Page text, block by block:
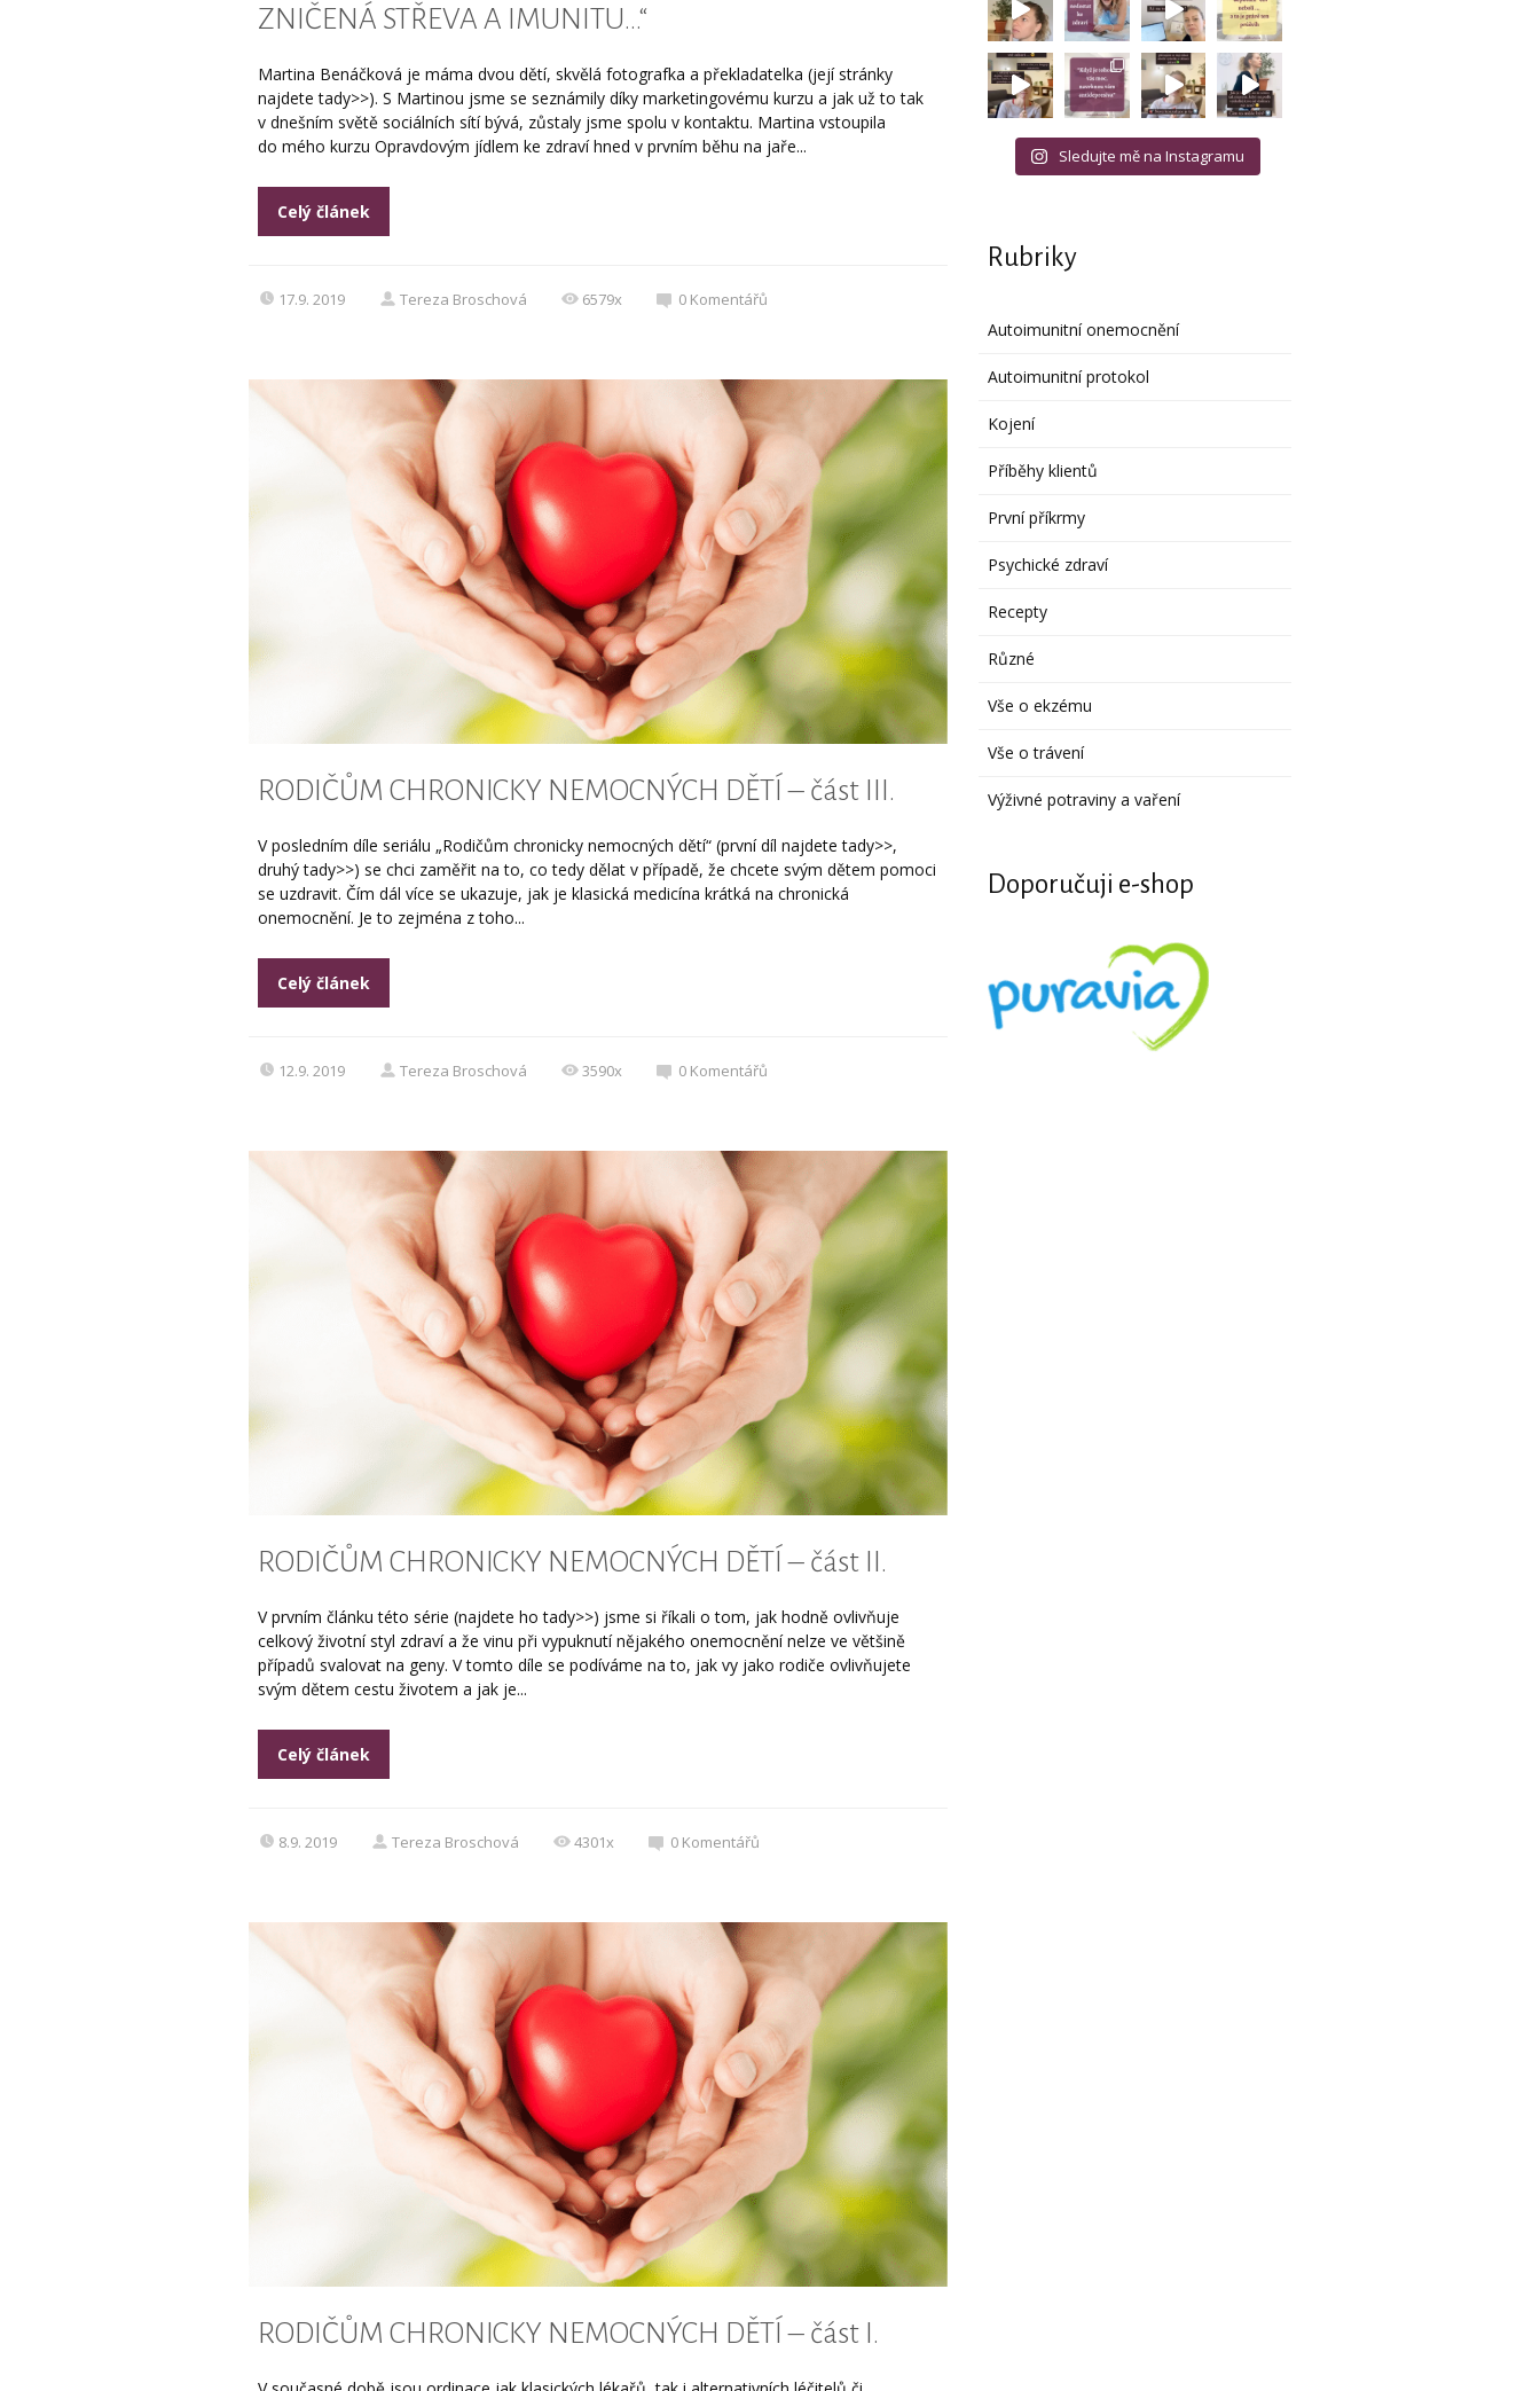
ZNIČENÁ STŘEVA A IMUNITU…“
Martina Benáčková je máma dvou dětí, skvělá fotografka a překladatelka (její stránky
najdete tady>>). S Martinou jsme se seznámily díky marketingovému kurzu a jak už to tak
v dnešním světě sociálních sítí bývá, zůstaly jsme spolu v kontaktu. Martina vstoupila
do mého kurzu Opravdovým jídlem ke zdraví hned v prvním běhu na jaře...
Celý článek
17.9. 2019 Tereza Broschová 6579x 0 Komentářů
RODIČŮM CHRONICKY NEMOCNÝCH DĚTÍ – část III.
V posledním díle seriálu „Rodičům chronicky nemocných dětí“ (první díl najdete tady>>,
druhý tady>>) se chci zaměřit na to, co tedy dělat v případě, že chcete svým dětem pomoci
se uzdravit. Čím dál více se ukazuje, jak je klasická medicína krátká na chronická
onemocnění. Je to zejména z toho...
Celý článek
12.9. 2019 Tereza Broschová 3590x 0 Komentářů
RODIČŮM CHRONICKY NEMOCNÝCH DĚTÍ – část II.
V prvním článku této série (najdete ho tady>>) jsme si říkali o tom, jak hodně ovlivňuje
celkový životní styl zdraví a že vinu při vypuknutí nějakého onemocnění nelze ve většině
případů svalovat na geny. V tomto díle se podíváme na to, jak vy jako rodiče ovlivňujete
svým dětem cestu životem a jak je...
Celý článek
8.9. 2019 Tereza Broschová 4301x 0 Komentářů
RODIČŮM CHRONICKY NEMOCNÝCH DĚTÍ – část I.
Sledujte mě na Instagramu
Rubriky
Autoimunitní onemocnění
Autoimunitní protokol
Kojení
Příběhy klientů
První příkrmy
Psychické zdraví
Recepty
Různé
Vše o ekzému
Vše o trávení
Výživné potraviny a vaření
Doporučuji e-shop